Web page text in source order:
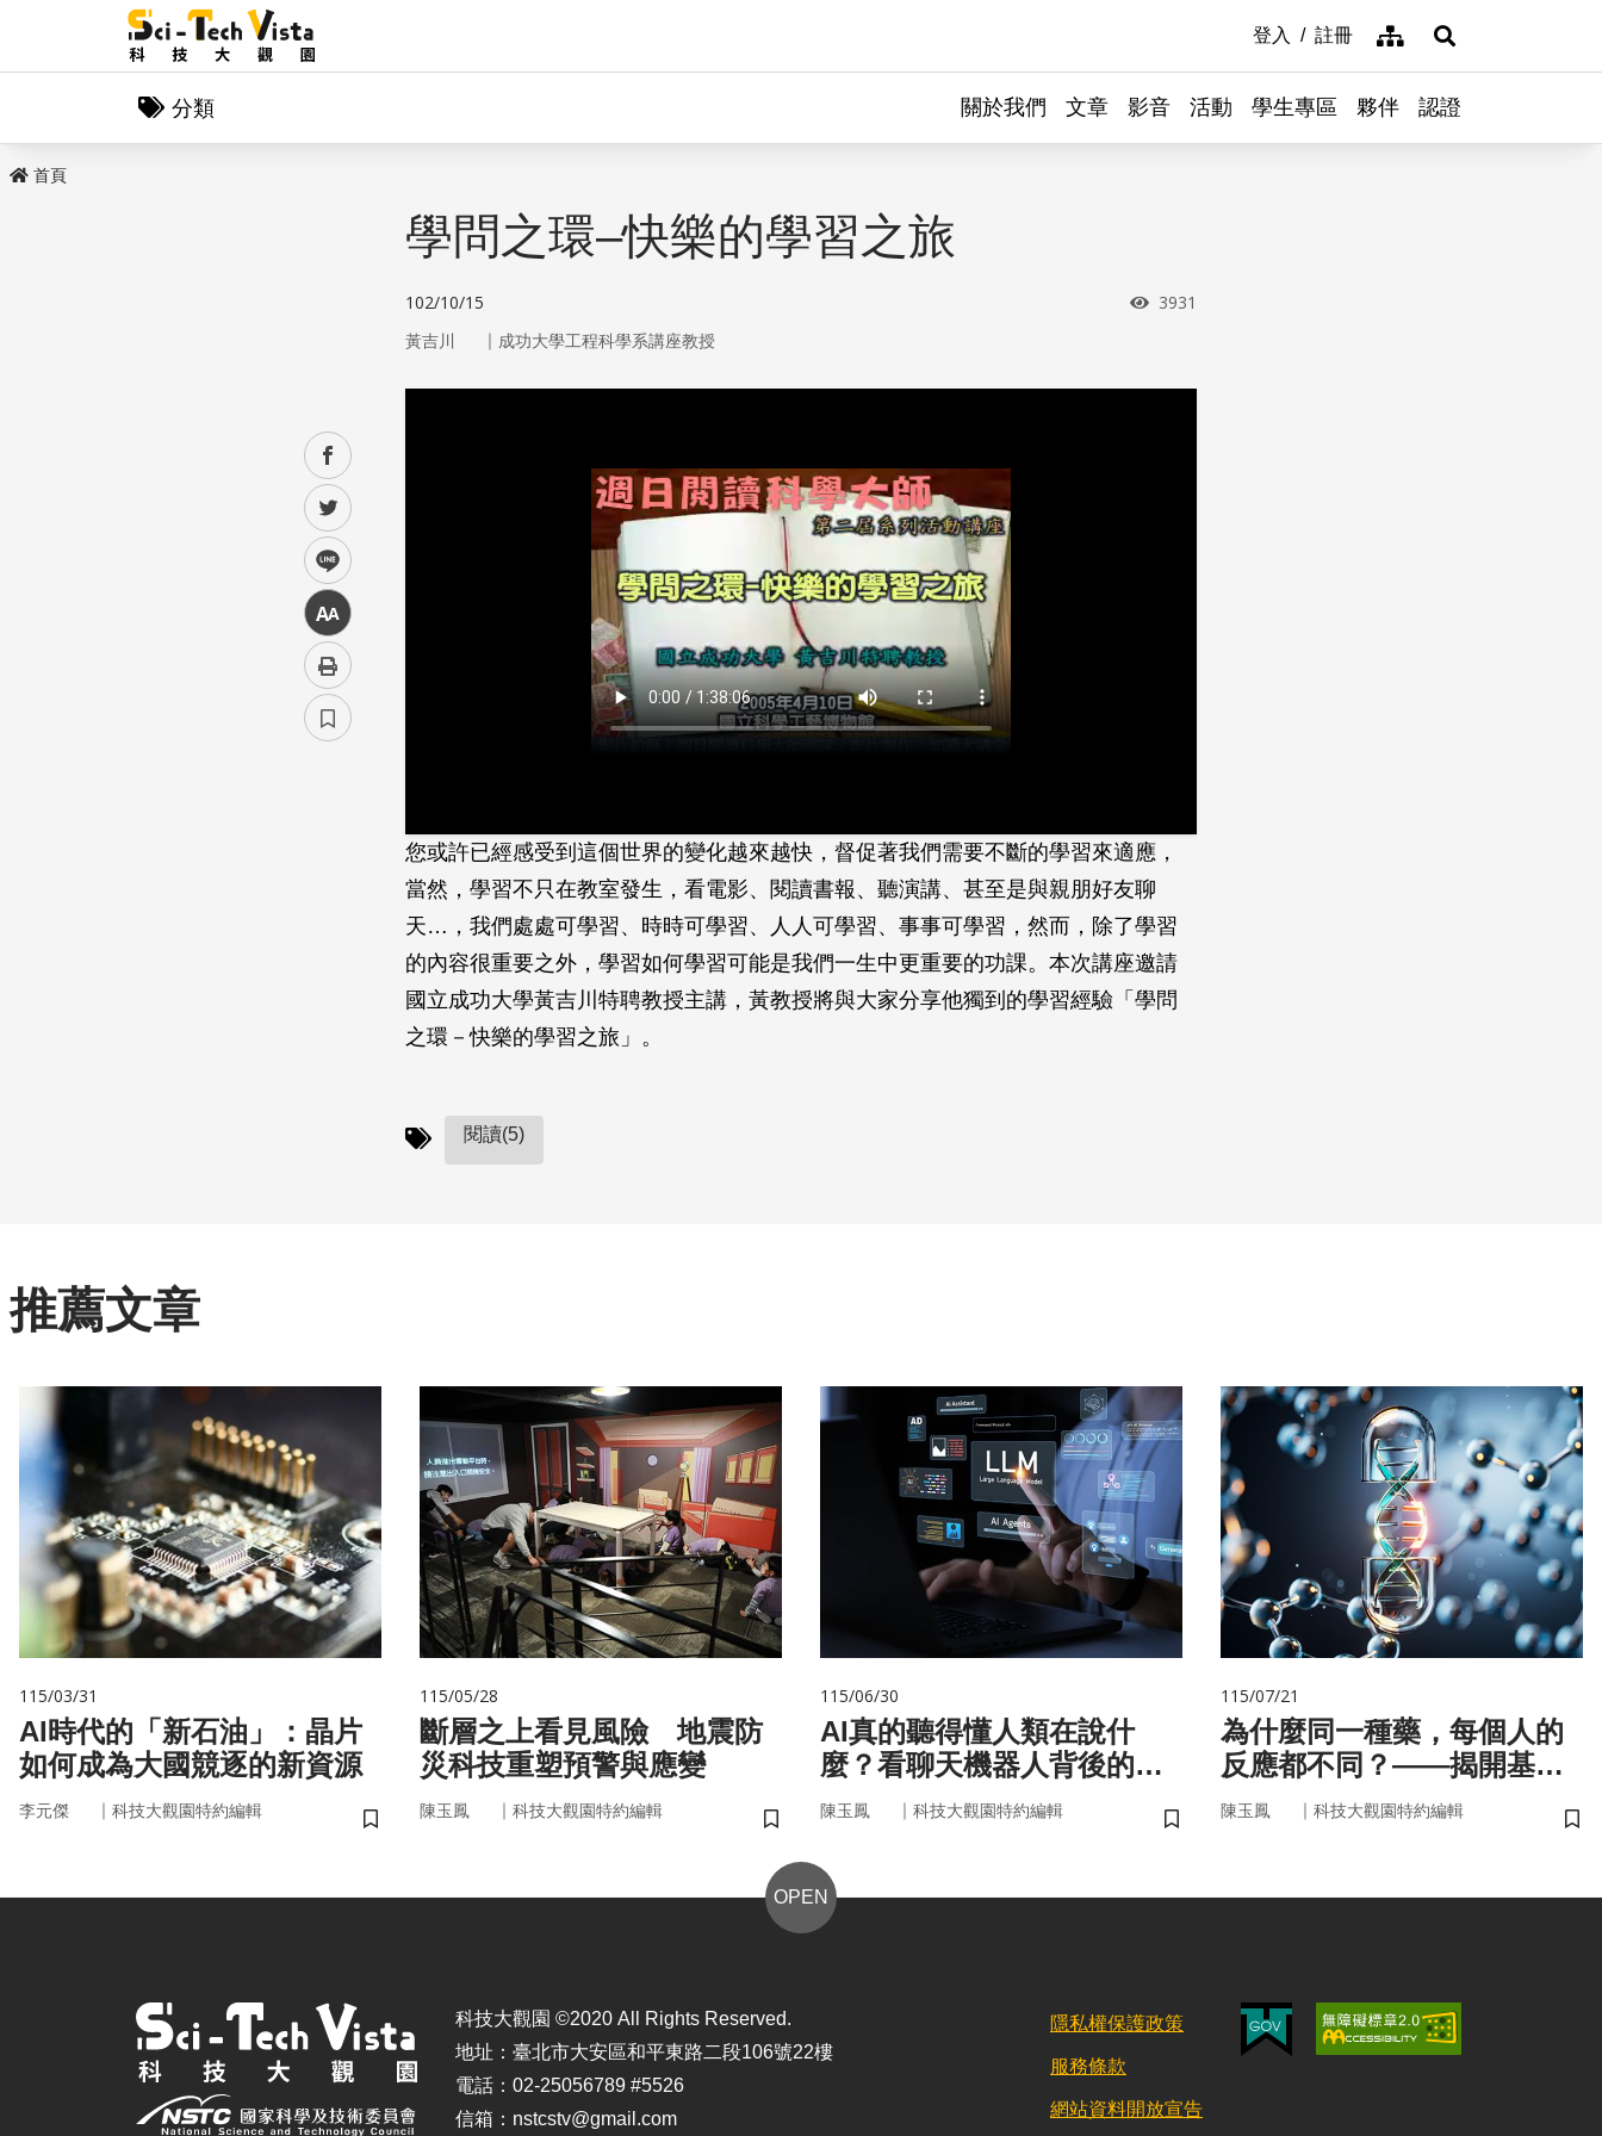
登入 註冊 網站導覽展開搜尋
分類 關於我們 文章 影音 活動 學生專區 夥伴 認證
首頁
facebook
twitter
line
中
學問之環–快樂的學習之旅
102/10/15 瀏覽次數
3931
黃吉川 ｜ 成功大學工程科學系講座教授
您或許已經感受到這個世界的變化越來越快，督促著我們需要不斷的學習來適應，
當然，學習不只在教室發生，看電影、閱讀書報、聽演講、甚至是與親朋好友聊
天…，我們處處可學習、時時可學習、人人可學習、事事可學習，然而，除了學習
的內容很重要之外，學習如何學習可能是我們一生中更重要的功課。本次講座邀請
國立成功大學黃吉川特聘教授主講，黃教授將與大家分享他獨到的學習經驗「學問
之環－快樂的學習之旅」。
閱讀(5)
推薦文章
115/03/31
AI時代的「新石油」：晶片
如何成為大國競逐的新資源
李元傑 ｜ 科技大觀園特約編輯
儲存書籤
115/05/28
斷層之上看見風險 地震防
災科技重塑預警與應變
陳玉鳳 ｜ 科技大觀園特約編輯
儲存書籤
115/06/30
AI真的聽得懂人類在說什
麼？看聊天機器人背後的語
言科技
陳玉鳳 ｜ 科技大觀園特約編輯
儲存書籤
115/07/21
為什麼同一種藥，每個人的
反應都不同？——揭開基因
的用藥密碼
陳玉鳳 ｜ 科技大觀園特約編輯
儲
OPEN
科技大觀園 ©2020 All Rights Reserved.
地址：臺北市大安區和平東路二段106號22樓
電話：02-25056789 #5526
信箱：nstcstv@gmail.com
隱私權保護政策
服務條款
網站資料開放宣告